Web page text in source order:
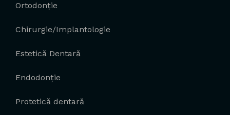
Ortodonție
Chirurgie/Implantologie
Estetică Dentară
Endodonție
Protetică dentară